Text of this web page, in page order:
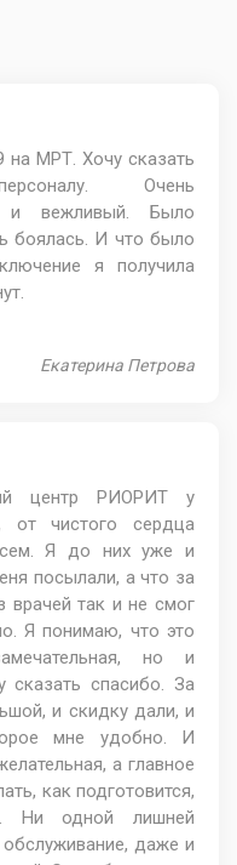
на МРТ. Хочу сказать
Очень
и вежливый. Было
боялась. И что было
я получила
Екатерина Петрова
центр РИОРИТ у
от чистого сердца
Я до них уже и
посылали, а что за
врачей так и не смог
Я понимаю, что это
но и
сказать спасибо. За
и скидку дали, и
мне удобно. И
а главное
как подготовится,
Ни одной лишней
даже и